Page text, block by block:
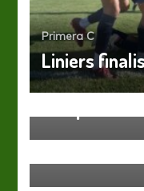
Primera C
Liniers
AFA Primera C